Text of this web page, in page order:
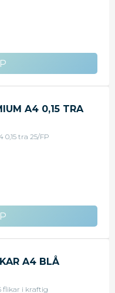
A4 0,15 TRA
tra 25/FP
A4 BLÅ
flikar i kraftig